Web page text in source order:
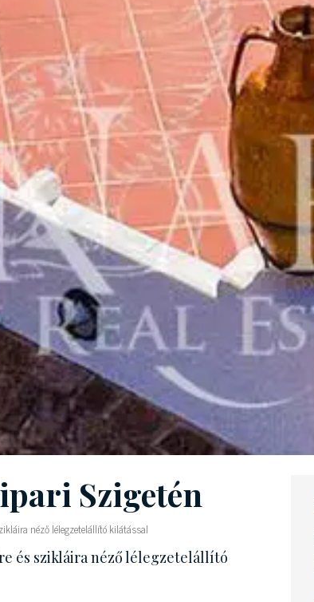
Szigetén
néző lélegzetelállító kilátással
és szikláira néző lélegzetelállító